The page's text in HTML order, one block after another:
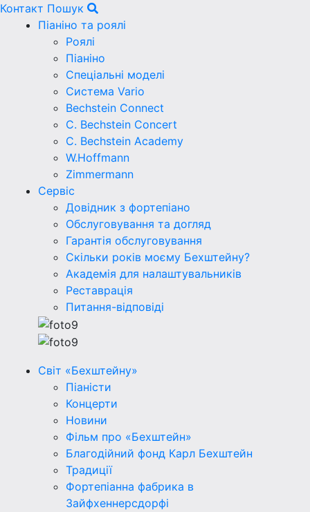
Контакт Пошук
Піаніно та роялі
Роялі
Піаніно
Спеціальні моделі
Система Vario
Bechstein Connect
C. Bechstein Concert
C. Bechstein Academy
W.Hoffmann
Zimmermann
Сервіс
Довідник з фортепіано
Обслуговування та догляд
Гарантія обслуговування
Скільки років моєму Бехштейну?
Академія для налаштувальників
Реставрація
Питання-відповіді
Світ «Бехштейну»
Піаністи
Концерти
Новини
Фільм про «Бехштейн»
Благодійний фонд Карл Бехштейн
Традиції
Фортепіанна фабрика в
Зайфхеннерсдорфi